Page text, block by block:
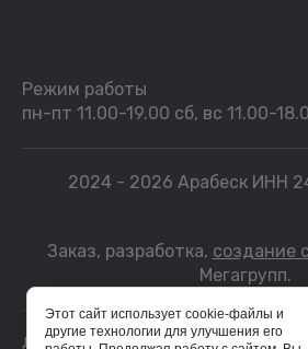
Режим работы
пн-пт 11.00-19.00 сб, вс 11.00-
2024 - 2026 Арабеск ИНН
Заказ, разработка, создание
Мегагрупп.
Данные о товарах и услугах, включая
Этот сайт использует cookie-файлы и
другие технологии для улучшения его